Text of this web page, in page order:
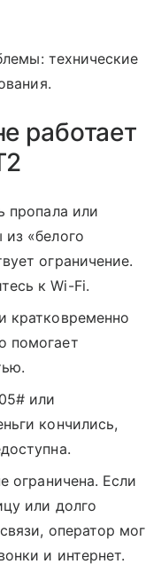
технические
работает
пропала или
«белого
ограничение.
к Wi-Fi.
кратковременно
помогает
или
кончились,
ограничена. Если
или долго
оператор мог
и интернет.